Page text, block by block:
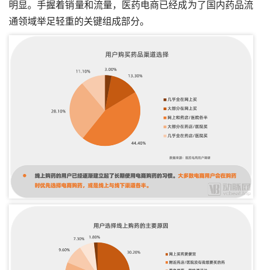
明显。手握着销量和流量，医药电商已经成为了国内药品流
通领域举足轻重的关键组成部分。